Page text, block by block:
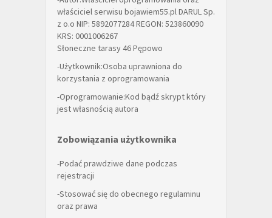
właściciel serwisu bojawiem55.pl DARUL Sp.
z o.o NIP: 5892077284 REGON: 523860090
KRS: 0001006267
Słoneczne tarasy 46 Pępowo
-Użytkownik:Osoba uprawniona do
korzystania z oprogramowania
-Oprogramowanie:Kod bądź skrypt który
jest własnością autora
Zobowiązania użytkownika
-Podać prawdziwe dane podczas
rejestracji
-Stosować się do obecnego regulaminu
oraz prawa